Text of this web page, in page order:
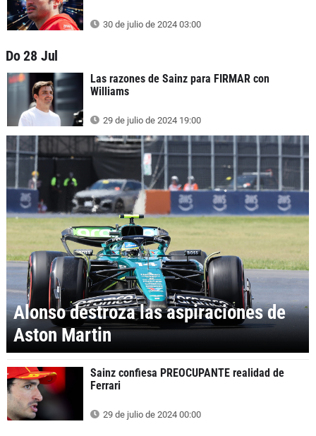
30 de julio de 2024 03:00
Do 28 Jul
Las razones de Sainz para FIRMAR con
Williams
29 de julio de 2024 19:00
Alonso destroza las aspiraciones de
Aston Martin
Sainz confiesa PREOCUPANTE realidad de
Ferrari
29 de julio de 2024 00:00